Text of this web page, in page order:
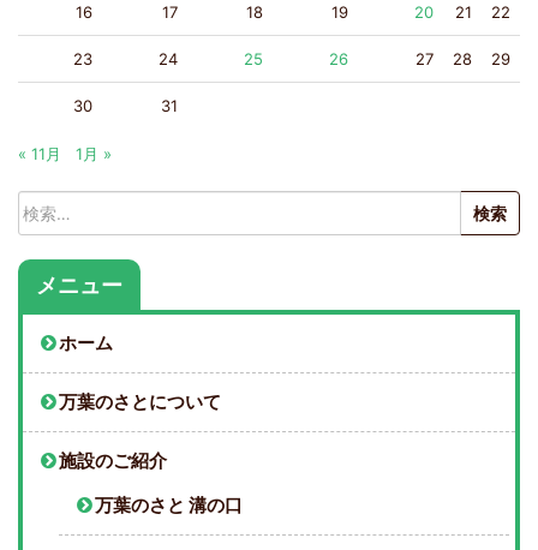
16 17 18 19 20 21 22
23 24 25 26 27 28 29
30 31
« 11月 1月 »
検
索:
メニュー
ホーム
万葉のさとについて
施設のご紹介
万葉のさと 溝の口